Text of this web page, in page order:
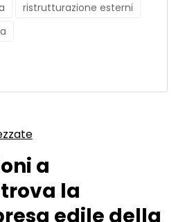
ristrutturazione esterni
a
la
edile della